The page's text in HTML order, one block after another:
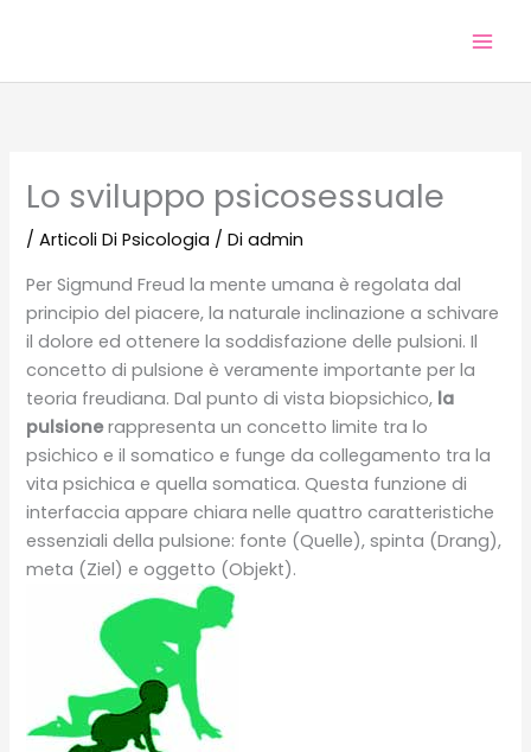
Lo sviluppo psicosessuale
/Articoli Di Psicologia / Diadmin
Per Sigmund Freud la mente umana è regolata dal
principio del piacere, la naturale inclinazione a schivare
il dolore ed ottenere la soddisfazione delle pulsioni. Il
concetto di pulsione è veramente importante per la
teoria freudiana. Dal punto di vista biopsichico, la
pulsionerappresenta un concetto limite tra lo
psichico e il somatico e funge da collegamento tra la
vita psichica e quella somatica. Questa funzione di
interfaccia appare chiara nelle quattro caratteristiche
essenziali della pulsione: fonte (Quelle), spinta (Drang),
meta (Ziel) e oggetto (Objekt).